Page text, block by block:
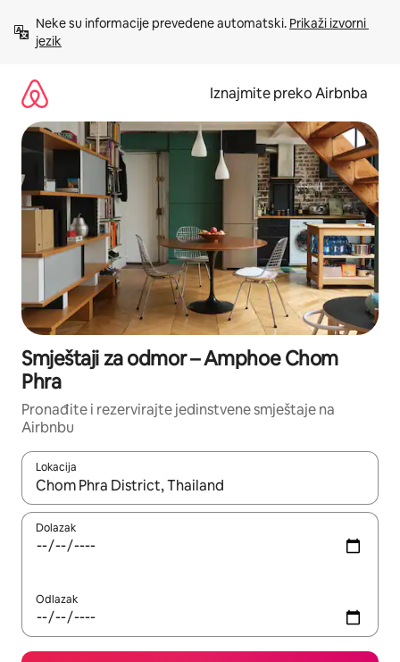
sadržaj
Neke su informacije prevedene automatski. Prikaži izvorni
jezik
Iznajmite preko Airbnba
Smještaji za odmor – Amphoe Chom
Phra
Pronađite i rezervirajte jedinstvene smještaje na
Airbnbu
Lokacija
Kada budu dostupni rezultati, moći ćete ih pregledati
Dolazak
Odlazak